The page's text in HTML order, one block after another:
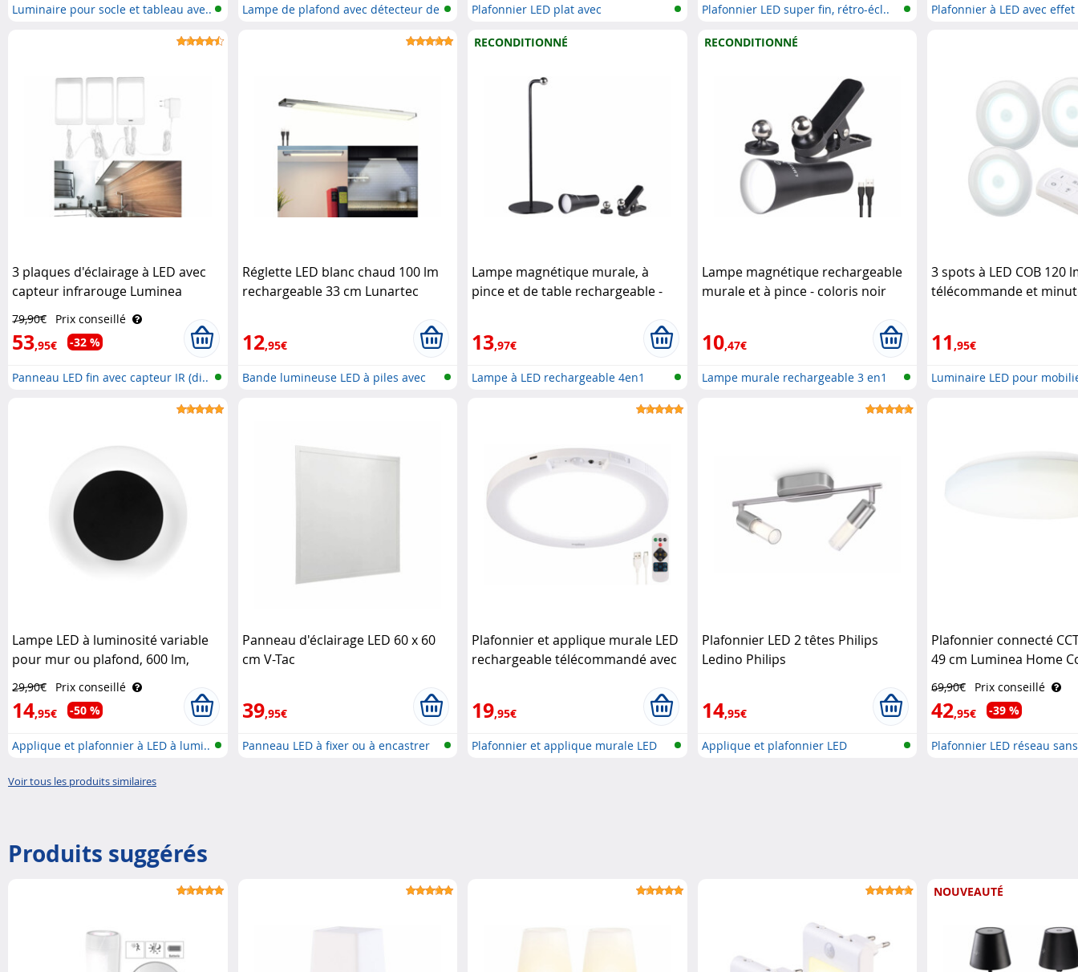
Luminaire pour socle et tableau ave..
Lampe de plafond avec détecteur de
Plafonnier LED plat avec
Plafonnier LED super fin, rétro-écl.. Plafonnier à LED avec
3 plaques d'éclairage à LED avec
capteur infrarouge Luminea
79,90€ Prix conseillé
53,95€ -32 %
Panneau LED fin avec capteur IR (di..
Réglette LED blanc chaud 100 lm
rechargeable 33 cm Lunartec
12,95€
Bande lumineuse LED à piles avec
RECONDITIONNÉ
Lampe magnétique murale, à
pince et de table rechargeable -
13,97€
Lampe à LED rechargeable 4en1
RECONDITIONNÉ
Lampe magnétique rechargeable
murale et à pince - coloris noir
10,47€
Lampe murale rechargeable 3 en1
3 spots à LED COB 120
télécommande et
11,95€
Luminaire LED pour
Lampe LED à luminosité variable
pour mur ou plafond, 600 lm,
10 W, IP65 Luminea
29,90€ Prix conseillé
14,95€ -50 %
Applique et plafonnier à LED à lumi..
Panneau d'éclairage LED 60 x 60
cm V-Tac
39,95€
Panneau LED à fixer ou à encastrer
Plafonnier et applique murale LED
rechargeable télécommandé avec
19,95€
Plafonnier et applique murale LED
Plafonnier LED 2 têtes Philips
Ledino Philips
14,95€
Applique et plafonnier LED
Plafonnier connecté
49 cm Luminea Home
69,90€ Prix conseillé
42,95€ -39 %
Plafonnier LED réseau
Voir tous les produits similaires
Produits suggérés
NOUVEAUTÉ